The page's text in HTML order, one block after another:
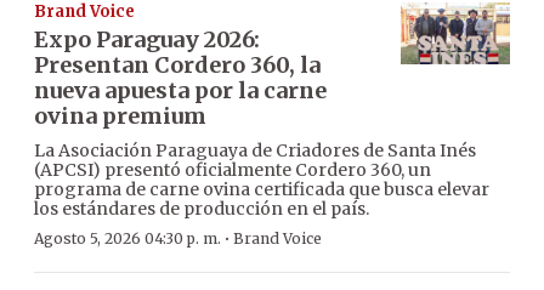
Brand Voice
Expo Paraguay 2026:
Presentan Cordero 360, la
nueva apuesta por la carne
ovina premium
La Asociación Paraguaya de Criadores de Santa Inés
(APCSI) presentó oficialmente Cordero 360, un
programa de carne ovina certificada que busca elevar
los estándares de producción en el país.
Agosto 5, 2026 04:30 p. m. · Brand Voice